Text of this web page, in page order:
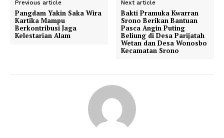
Previous article
Pangdam Yakin Saka Wira
Kartika Mampu
Berkontribusi Jaga
Kelestarian Alam
Next article
Bakti Pramuka Kwarran
Srono Berikan Bantuan
Pasca Angin Puting
Beliung di Desa Parijatah
Wetan dan Desa Wonosbo
Kecamatan Srono